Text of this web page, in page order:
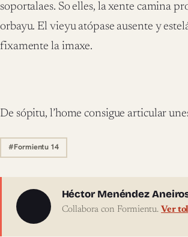
soportalaes. So elles, la xente camina
orbayu. El vieyu atópase ausente y
fixamente la imaxe.
De sópitu, l’home consigue articular
#Formientu 14
Sobre l'autor
Héctor Menéndez
Collabora con Formientu. Ver